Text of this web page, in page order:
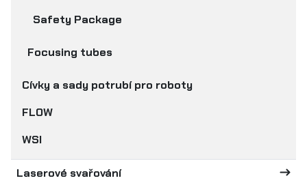
Safety Package
Focusing tubes
Cívky a sady potrubí pro roboty
FLOW
WSI
Laserové svařování